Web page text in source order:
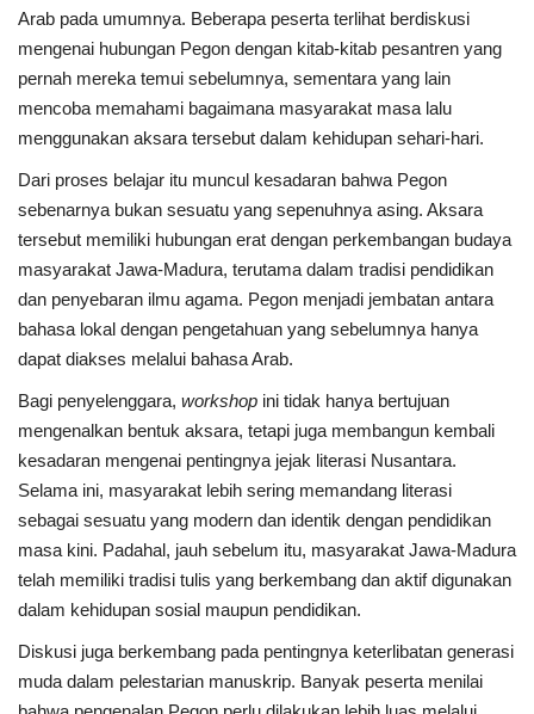
Arab pada umumnya. Beberapa peserta terlihat berdiskusi
mengenai hubungan Pegon dengan kitab-kitab pesantren yang
pernah mereka temui sebelumnya, sementara yang lain
mencoba memahami bagaimana masyarakat masa lalu
menggunakan aksara tersebut dalam kehidupan sehari-hari.
Dari proses belajar itu muncul kesadaran bahwa Pegon
sebenarnya bukan sesuatu yang sepenuhnya asing. Aksara
tersebut memiliki hubungan erat dengan perkembangan budaya
masyarakat Jawa-Madura, terutama dalam tradisi pendidikan
dan penyebaran ilmu agama. Pegon menjadi jembatan antara
bahasa lokal dengan pengetahuan yang sebelumnya hanya
dapat diakses melalui bahasa Arab.
Bagi penyelenggara, workshop ini tidak hanya bertujuan
mengenalkan bentuk aksara, tetapi juga membangun kembali
kesadaran mengenai pentingnya jejak literasi Nusantara.
Selama ini, masyarakat lebih sering memandang literasi
sebagai sesuatu yang modern dan identik dengan pendidikan
masa kini. Padahal, jauh sebelum itu, masyarakat Jawa-Madura
telah memiliki tradisi tulis yang berkembang dan aktif digunakan
dalam kehidupan sosial maupun pendidikan.
Diskusi juga berkembang pada pentingnya keterlibatan generasi
muda dalam pelestarian manuskrip. Banyak peserta menilai